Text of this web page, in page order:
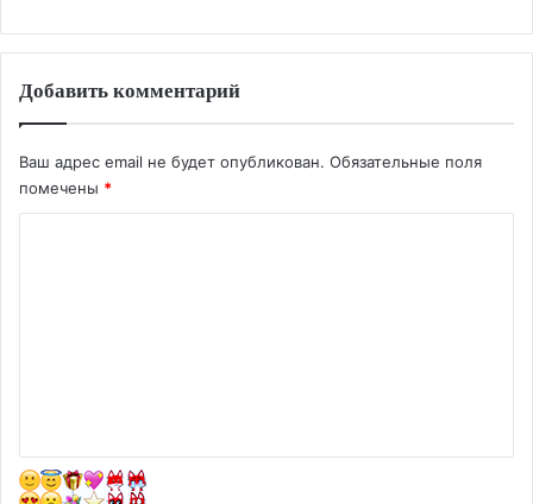
Добавить комментарий
Ваш адрес email не будет опубликован. Обязательные поля
помечены *
а